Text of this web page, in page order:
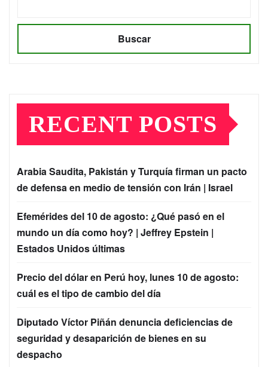
Buscar
RECENT POSTS
Arabia Saudita, Pakistán y Turquía firman un pacto
de defensa en medio de tensión con Irán | Israel
Efemérides del 10 de agosto: ¿Qué pasó en el
mundo un día como hoy? | Jeffrey Epstein |
Estados Unidos últimas
Precio del dólar en Perú hoy, lunes 10 de agosto:
cuál es el tipo de cambio del día
Diputado Víctor Piñán denuncia deficiencias de
seguridad y desaparición de bienes en su
despacho